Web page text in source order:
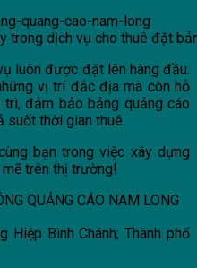
trong dịch vụ cho thuê đặt
luôn được đặt lên hàng đầu.
vị trí đắc địa mà còn hỗ
đảm bảo bảng quảng cáo
suốt thời gian thuê.
bạn trong việc xây dựng
trên thị trường!
QUẢNG CÁO NAM LONG
Bình Chánh; Thành phố